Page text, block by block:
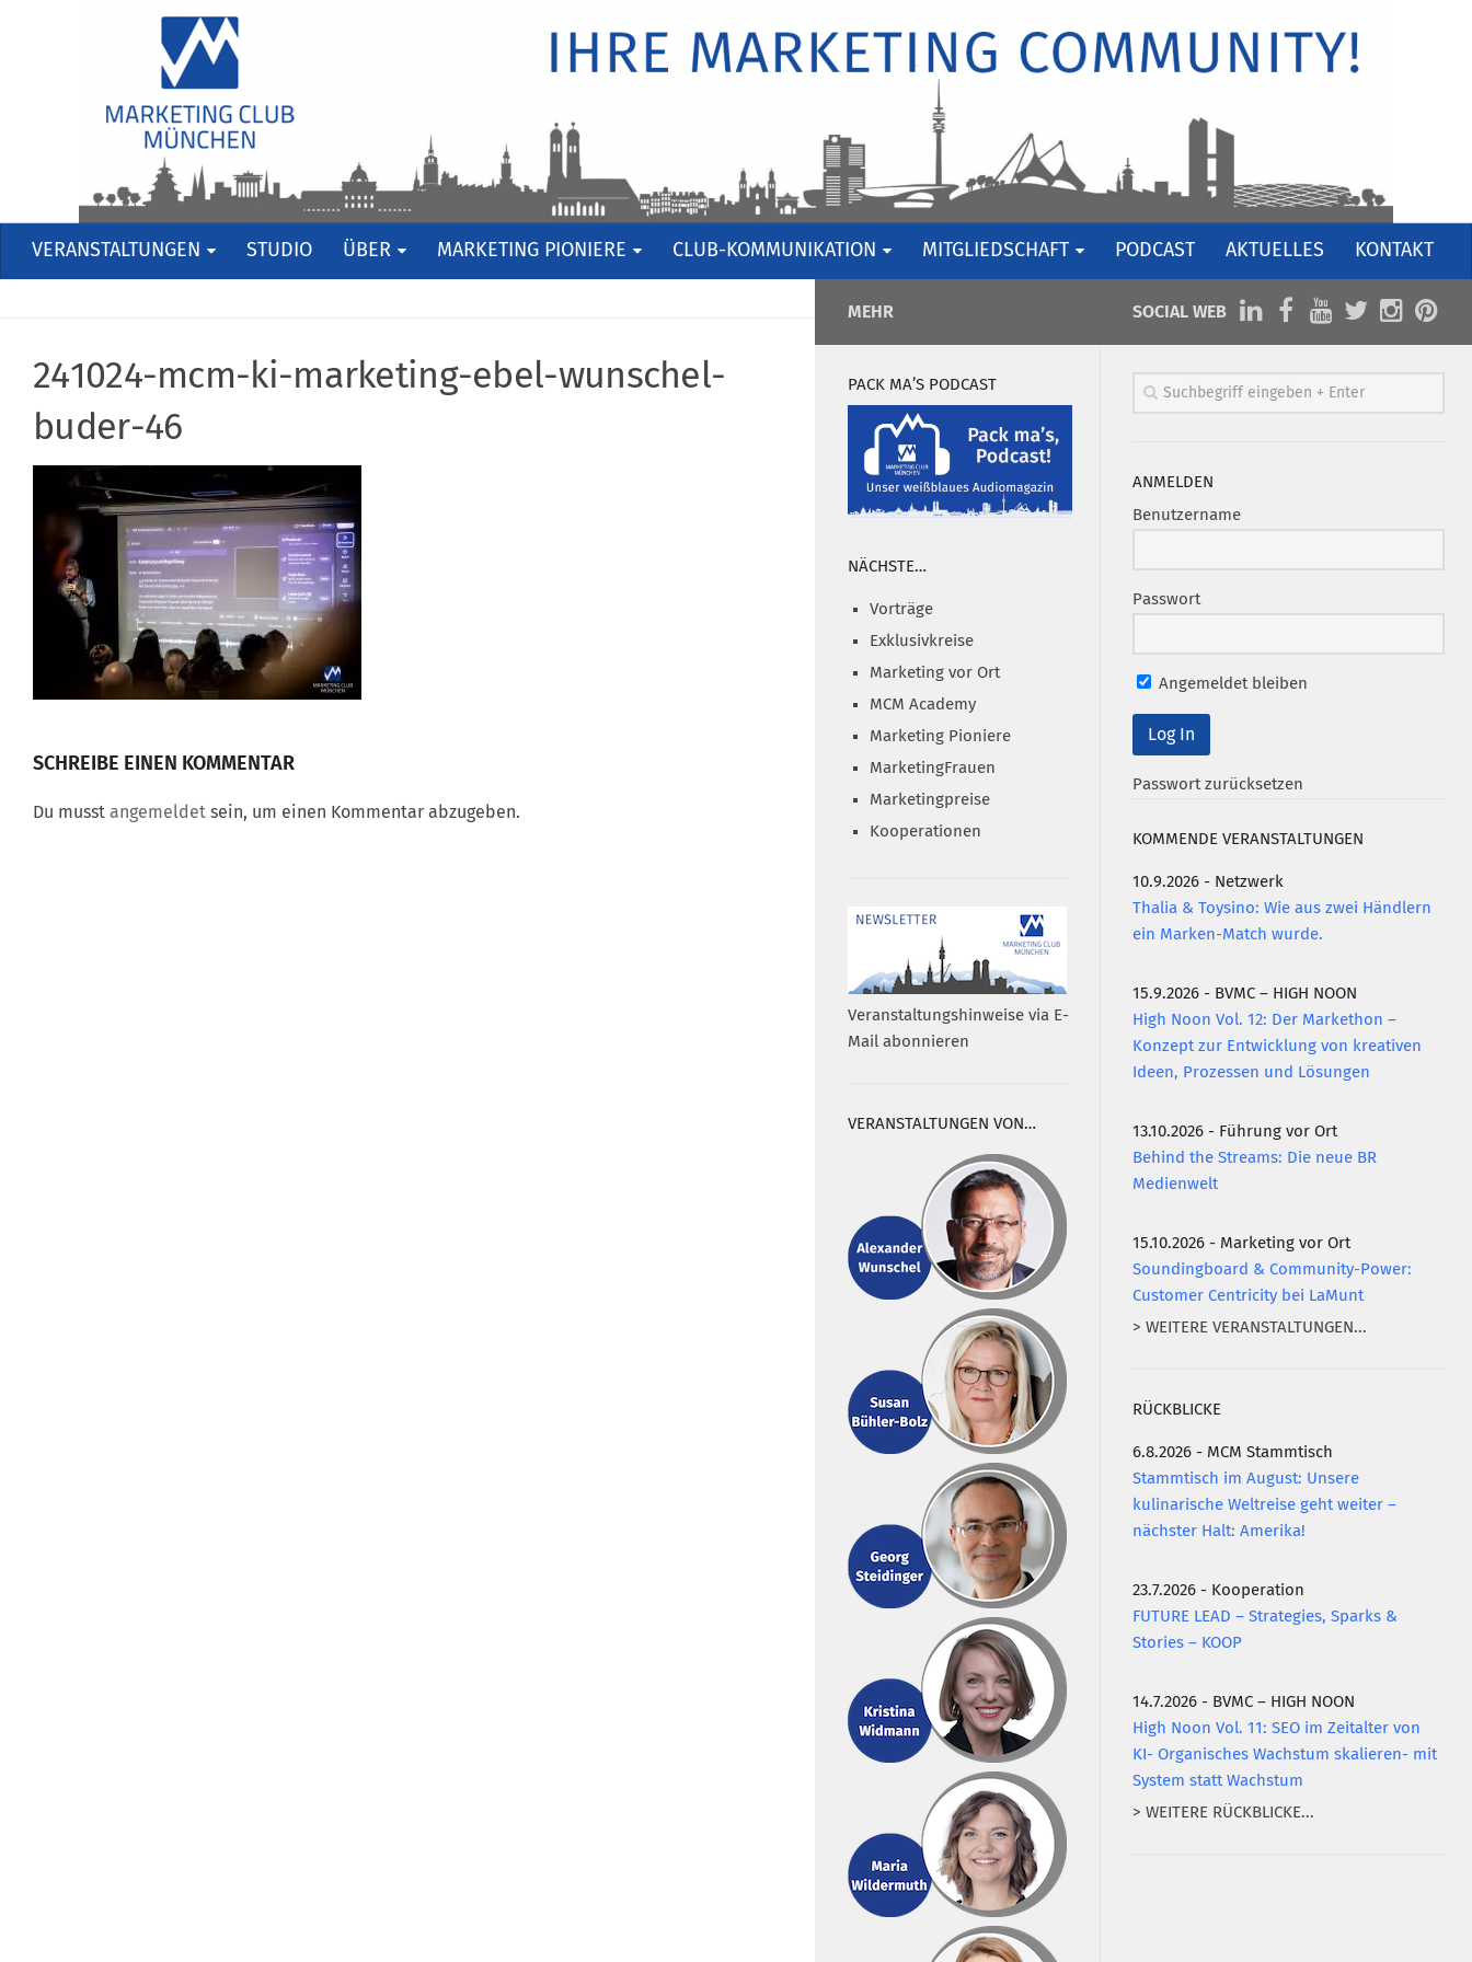
VERANSTALTUNGEN STUDIO ÜBER MARKETING PIONIERE CLUB-KOMMUNIKATION MITGLIEDSCHAFT PODCAST AKTUELLES KONTAKT
241024-mcm-ki-marketing-ebel-wunschel-
buder-46
SCHREIBE EINEN KOMMENTAR
Du musst angemeldet sein, um einen Kommentar abzugeben.
SOCIAL WEB
ANMELDEN
Benutzername
Passwort
Angemeldet bleiben
Passwort zurücksetzen
KOMMENDE VERANSTALTUNGEN
10.9.2026 - Netzwerk
Thalia & Toysino: Wie aus zwei Händlern
ein Marken-Match wurde.
15.9.2026 - BVMC – HIGH NOON
High Noon Vol. 12: Der Markethon –
Konzept zur Entwicklung von kreativen
Ideen, Prozessen und Lösungen
13.10.2026 - Führung vor Ort
Behind the Streams: Die neue BR
Medienwelt
15.10.2026 - Marketing vor Ort
Soundingboard & Community-Power:
Customer Centricity bei LaMunt
> WEITERE VERANSTALTUNGEN...
RÜCKBLICKE
6.8.2026 - MCM Stammtisch
Stammtisch im August: Unsere
kulinarische Weltreise geht weiter –
nächster Halt: Amerika!
23.7.2026 - Kooperation
FUTURE LEAD – Strategies, Sparks &
Stories – KOOP
14.7.2026 - BVMC – HIGH NOON
High Noon Vol. 11: SEO im Zeitalter von
KI- Organisches Wachstum skalieren- mit
System statt Wachstum
> WEITERE RÜCKBLICKE...
MEHR
PACK MA’S PODCAST
NÄCHSTE…
Vorträge
Exklusivkreise
Marketing vor Ort
MCM Academy
Marketing Pioniere
MarketingFrauen
Marketingpreise
Kooperationen
Veranstaltungshinweise via E-
Mail abonnieren
VERANSTALTUNGEN VON…